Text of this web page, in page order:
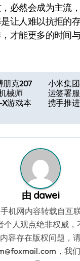
必然会成为主流
让人难以抗拒的
才能更多的时间
朋克207
械师
X游戏本
小米集
运签署
携手推
由 dawei
手机网内容转载自互
个人观点绝非权威，
容存在版权问题，
，我